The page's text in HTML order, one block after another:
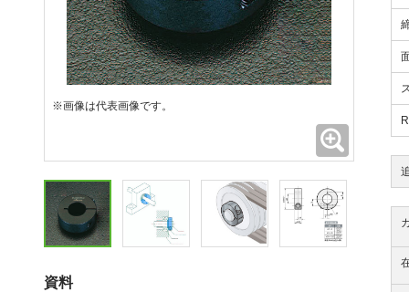
※画像は代表画像です。
資料